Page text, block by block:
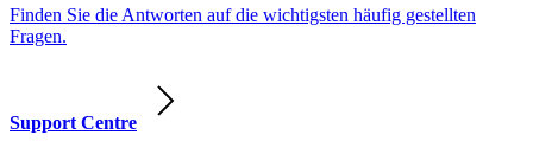
Finden Sie die Antworten auf die wichtigsten häufig gestellten
Fragen.
Support Centre